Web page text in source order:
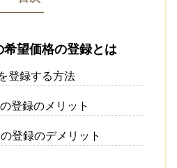
希望価格の登録とは
登録する方法
登録のメリット
登録のデメリット